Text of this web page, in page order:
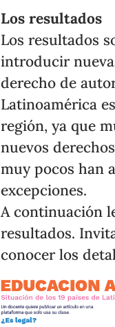
Los resultados
Los resultados
introducir
derecho de
Latinoamérica
región, ya que
nuevos
muy pocos han
excepciones.
A continuación
resultados.
conocer los